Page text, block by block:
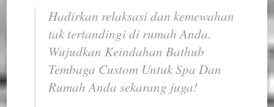
Hadirkan relaksasi dan kemewahan
tak tertandingi di rumah Anda.
WujudkanKeindahan Bathub
Tembaga Custom Untuk Spa Dan
RumahAnda sekarang juga!